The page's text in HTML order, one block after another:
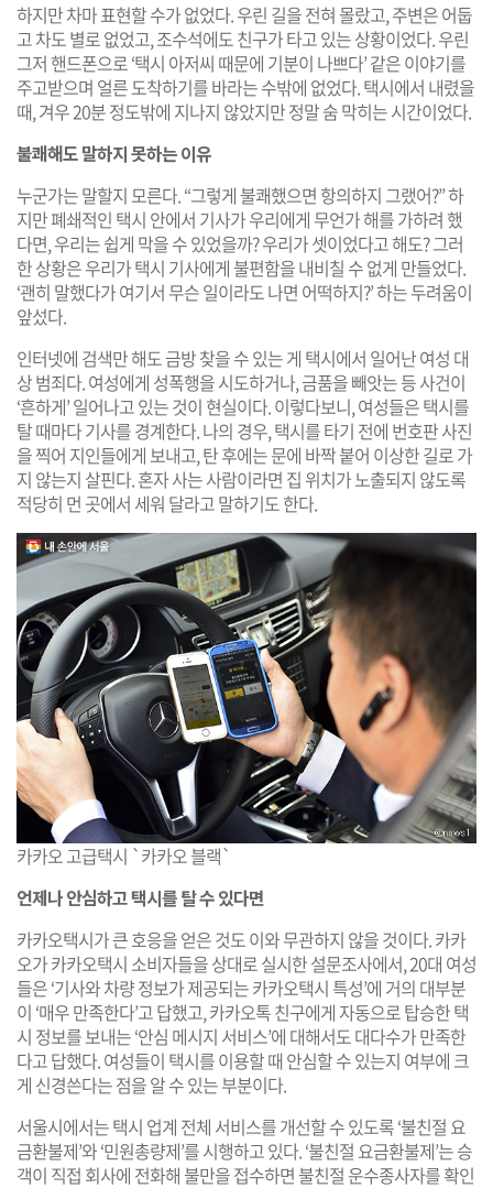
하지만 차마 표현할 수가 없었다. 우린 길을 전혀 몰랐고, 주변은 어둡
고 차도 별로 없었고, 조수석에도 친구가 타고 있는 상황이었다. 우린
그저 핸드폰으로 ‘택시 아저씨 때문에 기분이 나쁘다’ 같은 이야기를
주고받으며 얼른 도착하기를 바라는 수밖에 없었다. 택시에서 내렸을
때, 겨우 20분 정도밖에 지나지 않았지만 정말 숨 막히는 시간이었다.
불쾌해도 말하지 못하는 이유
누군가는 말할지 모른다. “그렇게 불쾌했으면 항의하지 그랬어?” 하
지만 폐쇄적인 택시 안에서 기사가 우리에게 무언가 해를 가하려 했
다면, 우리는 쉽게 막을 수 있었을까? 우리가 셋이었다고 해도? 그러
한 상황은 우리가 택시 기사에게 불편함을 내비칠 수 없게 만들었다.
‘괜히 말했다가 여기서 무슨 일이라도 나면 어떡하지?’ 하는 두려움이
앞섰다.
인터넷에 검색만 해도 금방 찾을 수 있는 게 택시에서 일어난 여성 대
상 범죄다. 여성에게 성폭행을 시도하거나, 금품을 빼앗는 등 사건이
‘흔하게’ 일어나고 있는 것이 현실이다. 이렇다보니, 여성들은 택시를
탈 때마다 기사를 경계한다. 나의 경우, 택시를 타기 전에 번호판 사진
을 찍어 지인들에게 보내고, 탄 후에는 문에 바짝 붙어 이상한 길로 가
지 않는지 살핀다. 혼자 사는 사람이라면 집 위치가 노출되지 않도록
적당히 먼 곳에서 세워 달라고 말하기도 한다.
카카오 고급택시 `카카오 블랙`
언제나 안심하고 택시를 탈 수 있다면
카카오택시가 큰 호응을 얻은 것도 이와 무관하지 않을 것이다. 카카
오가 카카오택시 소비자들을 상대로 실시한 설문조사에서, 20대 여성
들은 ‘기사와 차량 정보가 제공되는 카카오택시 특성’에 거의 대부분
이 ‘매우 만족한다’고 답했고, 카카오톡 친구에게 자동으로 탑승한 택
시 정보를 보내는 ‘안심 메시지 서비스’에 대해서도 대다수가 만족한
다고 답했다. 여성들이 택시를 이용할 때 안심할 수 있는지 여부에 크
게 신경쓴다는 점을 알 수 있는 부분이다.
서울시에서는 택시 업계 전체 서비스를 개선할 수 있도록 ‘불친절 요
금환불제’와 ‘민원총량제’를 시행하고 있다. ‘불친절 요금환불제’는 승
객이 직접 회사에 전화해 불만을 접수하면 불친절 운수종사자를 확인